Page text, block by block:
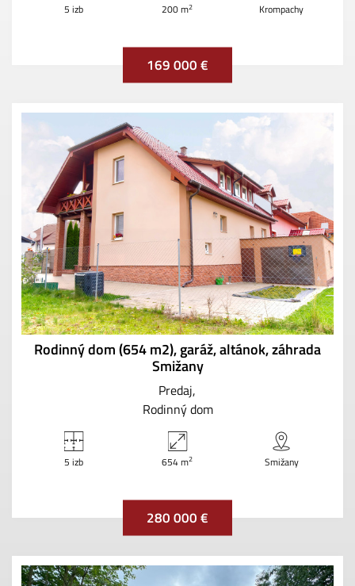
5 izb 200 m2 Krompachy
169 000 €
Rodinný dom (654 m2), garáž, altánok, záhrada
Smižany
Predaj
Rodinný dom
5 izb 654 m2 Smižany
280 000 €